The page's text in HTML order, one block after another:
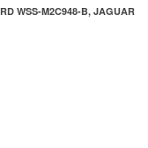
WSS-M2C948-B, JAGUAR